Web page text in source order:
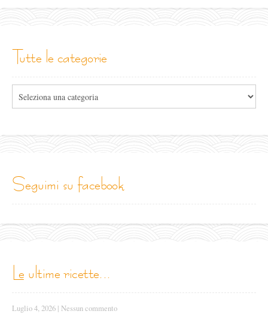
tutte le categorie
seguimi su facebook
le ultime ricette...
Luglio 4, 2026 | Nessun commento